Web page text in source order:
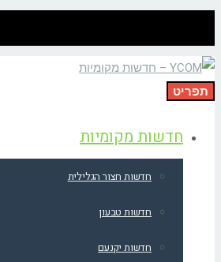
תפריט
חדשות מקומיות
חדשות חצור הגלילית
חדשות טבעון
חדשות יקנעם